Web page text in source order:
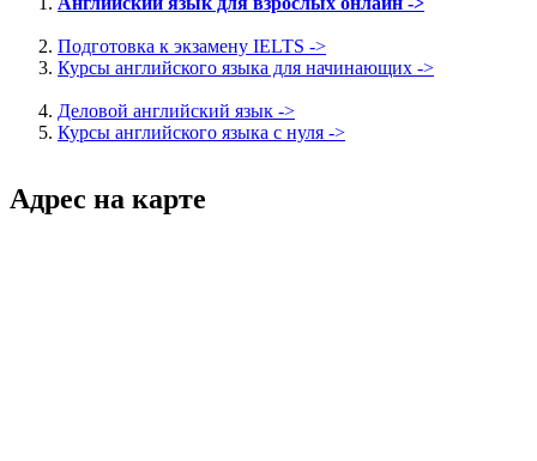
Подготовка к экзамену IELTS ->
Курсы английского языка для начинающих ->
Деловой английский язык ->
Курсы английского языка с нуля ->
Адрес на карте